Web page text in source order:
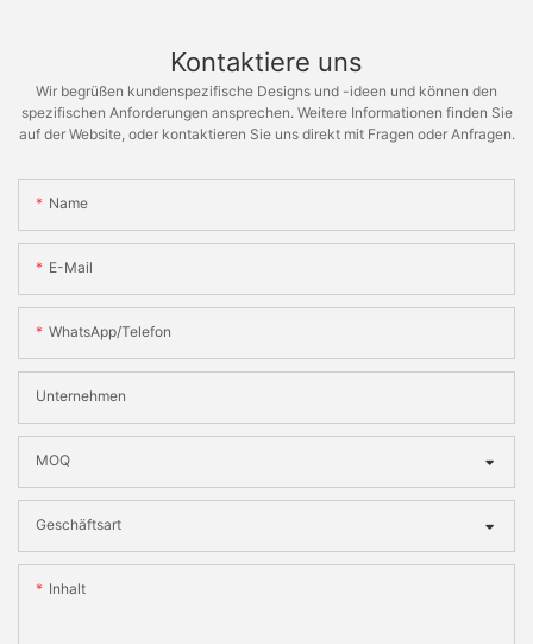
Kontaktiere uns
Wir begrüßen kundenspezifische Designs und -ideen und können den
spezifischen Anforderungen ansprechen. Weitere Informationen finden Sie
auf der Website, oder kontaktieren Sie uns direkt mit Fragen oder Anfragen.
Name
E-Mail
WhatsApp/Telefon
Unternehmen
MOQ
Geschäftsart
Inhalt